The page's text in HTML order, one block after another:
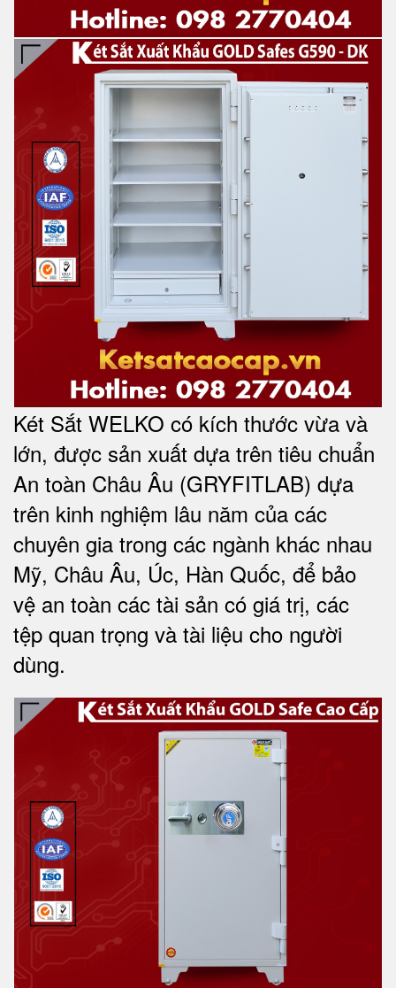
Két Sắt WELKO có kích thước vừa và
lớn, được sản xuất dựa trên tiêu chuẩn
An toàn Châu Âu (GRYFITLAB) dựa
trên kinh nghiệm lâu năm của các
chuyên gia trong các ngành khác nhau
Mỹ, Châu Âu, Úc, Hàn Quốc, để bảo
vệ an toàn các tài sản có giá trị, các
tệp quan trọng và tài liệu cho người
dùng.